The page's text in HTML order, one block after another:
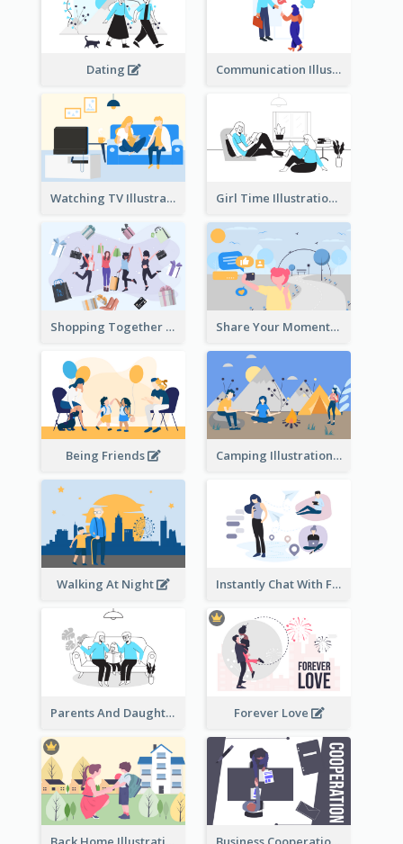
Dating Communication Illustration
Watching TV Illustration Girl Time Illustration
Shopping Together Illustration Share Your Moments To The World Illustration
Being Friends Camping Illustration
Walking At Night Instantly Chat With Friends Illustration
Parents And Daughter Forever Love